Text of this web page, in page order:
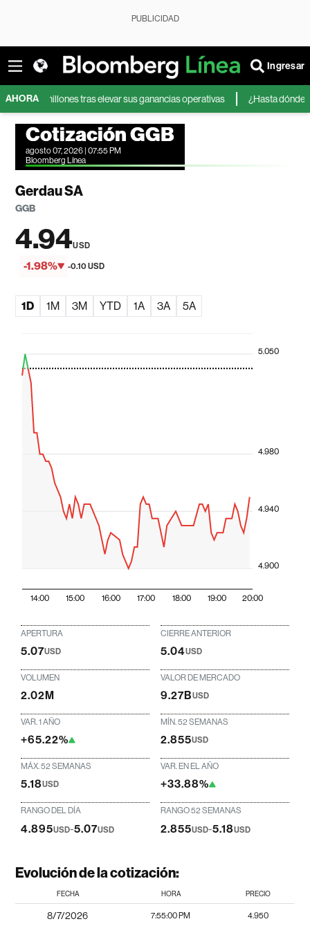
PUBLICIDAD
Ingresar
AHORAtras elevar sus ganancias operativas ¿Hasta dónde pueden
Cotización GGB
agosto 07, 2026 | 07:55 PM
Bloomberg Línea
Gerdau SA
GGB
4.94USD
-1.98% -0.10 USD
1D 1M 3M YTD 1A 3A 5A
14:00 15:00 16:00 17:00 18:00 19:00 20:00
4.900
4.940
4.980
5.050
APERTURA
5.07USD
CIERRE ANTERIOR
5.04USD
VOLUMEN
2.02M
VALOR DE MERCADO
9.27BUSD
VAR. 1 AÑO
+65.22%
MÍN. 52 SEMANAS
2.855USD
MÁX. 52 SEMANAS
5.18USD
VAR. EN EL AÑO
+33.88%
RANGO DEL DÍA
4.895USD-5.07USD
RANGO 52 SEMANAS
2.855USD-5.18USD
Evolución de la cotización:
FECHA HORA PRECIO
8/7/2026 7:55:00 PM 4.950